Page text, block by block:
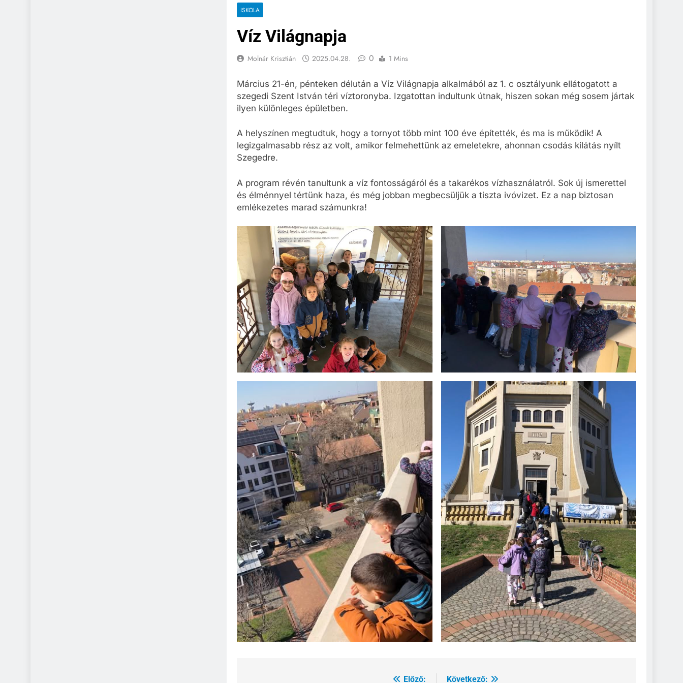
ISKOLA
Víz Világnapja
Molnár Krisztián 2025.04.28. 0 1 Mins
Március 21-én, pénteken délután a Víz Világnapja alkalmából az 1. c osztályunk ellátogatott a
szegedi Szent István téri víztoronyba. Izgatottan indultunk útnak, hiszen sokan még sosem jártak
ilyen különleges épületben.
A helyszínen megtudtuk, hogy a tornyot több mint 100 éve építették, és ma is működik! A
legizgalmasabb rész az volt, amikor felmehettünk az emeletekre, ahonnan csodás kilátás nyílt
Szegedre.
A program révén tanultunk a víz fontosságáról és a takarékos vízhasználatról. Sok új ismerettel
és élménnyel tértünk haza, és még jobban megbecsüljük a tiszta ivóvizet. Ez a nap biztosan
emlékezetes marad számunkra!
Előző: Következő: